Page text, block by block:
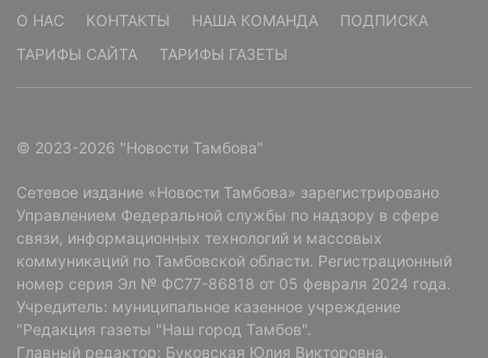
О НАС КОНТАКТЫ НАША КОМАНДА
ПОДПИСКА
ТАРИФЫ САЙТА
ТАРИФЫ ГАЗЕТЫ
© 2023-2026 "Новости Тамбова"
Сетевое издание «Новости Тамбова» зарегистрировано
Управлением Федеральной службы по надзору в сфере
связи, информационных технологий и массовых
коммуникаций по Тамбовской области. Регистрационный
номер серия Эл № ФС77-86818 от 05 февраля 2024 года.
Учредитель: муниципальное казенное учреждение
"Редакция газеты "Наш город Тамбов".
Главный редактор: Буковская Юлия Викторовна.